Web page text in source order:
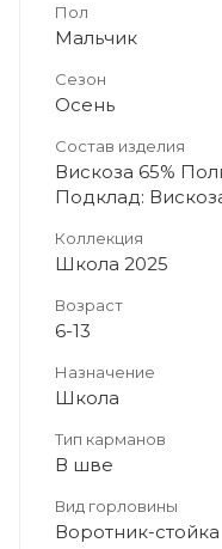
Пол
Мальчик
Сезон
Осень
Состав изделия
Вискоза 65%
Подклад:
Коллекция
Школа 2025
Возраст
6-13
Назначение
Школа
Тип карманов
В шве
Вид горловины
Воротник-стойка